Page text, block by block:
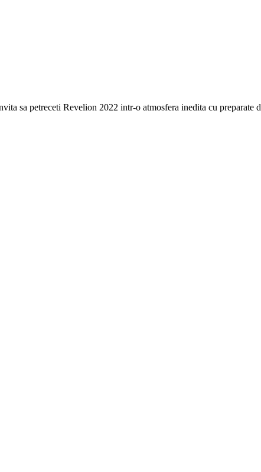
sa petreceti Revelion 2022 intr-o atmosfera inedita cu preparate